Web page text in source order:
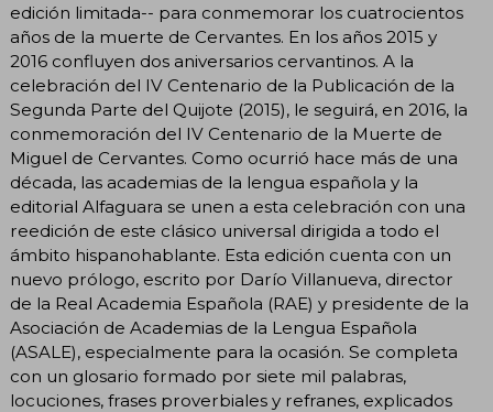
edición limitada-- para conmemorar los cuatrocientos
años de la muerte de Cervantes. En los años 2015 y
2016 confluyen dos aniversarios cervantinos. A la
celebración del IV Centenario de la Publicación de la
Segunda Parte del Quijote (2015), le seguirá, en 2016, la
conmemoración del IV Centenario de la Muerte de
Miguel de Cervantes. Como ocurrió hace más de una
década, las academias de la lengua española y la
editorial Alfaguara se unen a esta celebración con una
reedición de este clásico universal dirigida a todo el
ámbito hispanohablante. Esta edición cuenta con un
nuevo prólogo, escrito por Darío Villanueva, director
de la Real Academia Española (RAE) y presidente de la
Asociación de Academias de la Lengua Española
(ASALE), especialmente para la ocasión. Se completa
con un glosario formado por siete mil palabras,
locuciones, frases proverbiales y refranes, explicados